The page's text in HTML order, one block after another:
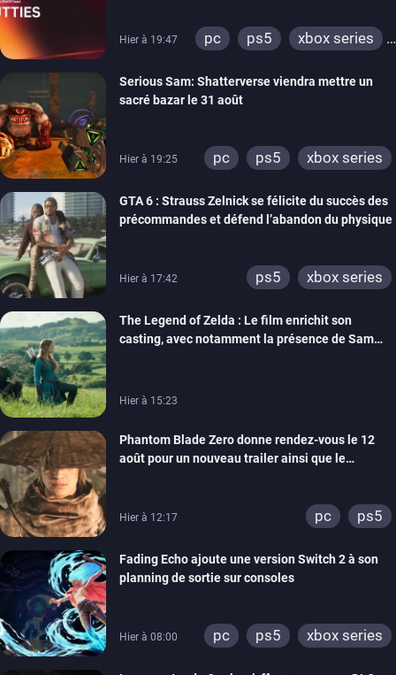
Hier à 19:47 pc ps5
xbox series
xbox one
switch 2
Serious Sam: Shatterverse viendra mettre un
sacré bazar le 31 août
Hier à 19:25 pc ps5 xbox series
GTA 6 : Strauss Zelnick se félicite du succès des
précommandes et défend l’abandon du physique
Hier à 17:42 ps5 xbox series
The Legend of Zelda : Le film enrichit son
casting, avec notamment la présence de Sam
Hier à 15:23
Phantom Blade Zero donne rendez-vous le 12
août pour un nouveau trailer ainsi que le
Hier à 12:17 pc ps5
Fading Echo ajoute une version Switch 2 à son
planning de sortie sur consoles
Hier à 08:00 pc ps5 xbox series